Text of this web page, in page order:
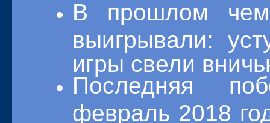
В прошлом
выигрывали:
игры свели
Последняя
февраль 2018